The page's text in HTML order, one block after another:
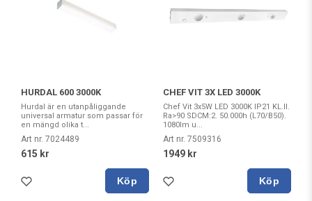
HURDAL 600 3000K
Hurdal är en utanpåliggande
universal armatur som passar för
en mängd olika t...
Art nr. 7024489
615 kr
Köp
CHEF VIT 3X LED 3000K
Chef Vit 3x5W LED 3000K IP21 KL.II.
Ra>90 SDCM:2. 50.000h (L70/B50).
1080lm u...
Art nr. 7509316
1949 kr
Köp